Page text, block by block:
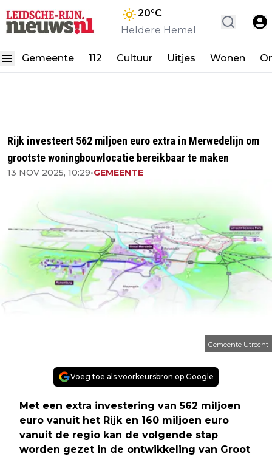
20°C
Heldere Hemel
Gemeente 112 Cultuur Uitjes Wonen
Rijk investeert 562 miljoen euro extra in Merwedelijn om
grootste woningbouwlocatie bereikbaar te maken
13 NOV 2025, 10:29•GEMEENTE
Gemeente Utrecht
Voeg toe als voorkeursbron op Google
Met een extra investering van 562 miljoen
euro vanuit het Rijk en 160 miljoen euro
vanuit de regio kan de volgende stap
worden gezet in de ontwikkeling van Groot